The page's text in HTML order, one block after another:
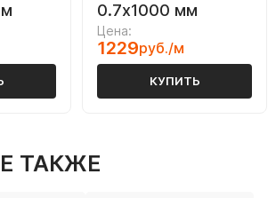
0.7х1000 мм
Цена:
1229руб./м
КУПИТЬ
ТАКЖЕ